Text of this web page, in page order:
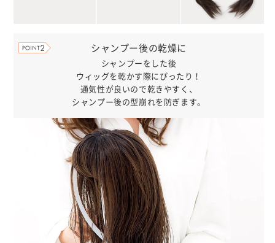
シャンプー後の乾燥に
シャンプーをした後
ウィッグを乾かす際にぴったり！
通気性が良いので乾きやすく、
シャンプー後の型崩れを防ぎます。